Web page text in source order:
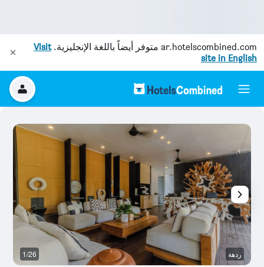
ar.hotelscombined.com متوفر أيضاً باللغة الإنجليزية.Visit
site in English
ردهة 1/26